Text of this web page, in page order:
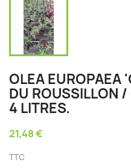
OLEA EUROPAEA
DU ROUSSILLON
4 LITRES.
21,48 €
TTC